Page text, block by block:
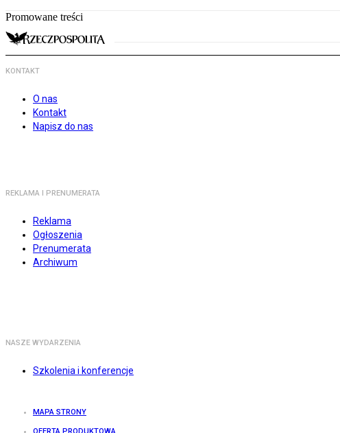
Promowane treści
KONTAKT
O nas
Kontakt
Napisz do nas
REKLAMA I PRENUMERATA
Reklama
Ogłoszenia
Prenumerata
Archiwum
NASZE WYDARZENIA
Szkolenia i konferencje
MAPA STRONY